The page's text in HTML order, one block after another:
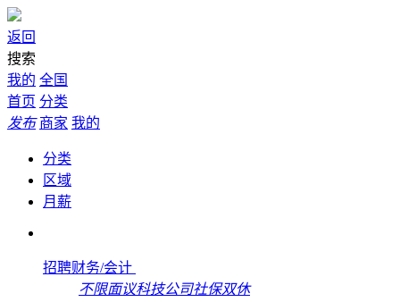
返回
搜索
我的 全国
首页 分类
发布 商家 我的
分类
区域
月薪
招聘财务/会计
不限面议科技公司社保双休